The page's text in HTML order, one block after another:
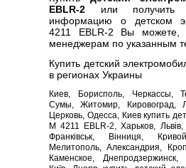
EBLR-2 или получить
информацию о детском
4211 EBLR-2 Вы можете,
менеджерам по указанным
Купить детский
в регионах Украины
Киев, Борисполь, Черкассы,
Сумы, Житомир, Кировоград,
Церковь, Одесса, Киев купить
M 4211 EBLR-2, Харьков,
Франківськ, Вінниця,
Мелитополь, Александрия,
Каменское,